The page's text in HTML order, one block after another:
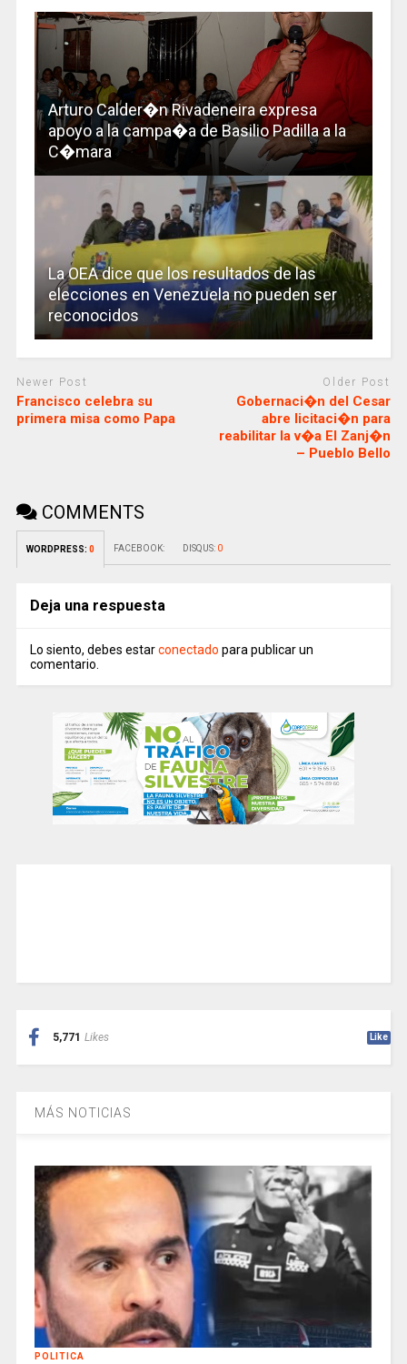
Arturo Calder�n Rivadeneira expresa
apoyo a la campa�a de Basilio Padilla a la
C�mara
La OEA dice que los resultados de las
elecciones en Venezuela no pueden ser
reconocidos
Newer Post
Francisco celebra su
primera misa como Papa
Older Post
Gobernaci�n del Cesar
abre licitaci�n para
reabilitar la v�a El Zanj�n
– Pueblo Bello
COMMENTS
WORDPRESS: 0 FACEBOOK: DISQUS: 0
Deja una respuesta
Lo siento, debes estarconectado para publicar un
comentario.
5,771 Likes Like
MÁS NOTICIAS
POLITICA